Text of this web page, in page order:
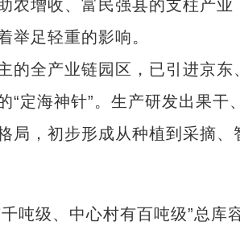
农增收、富民强县的支柱产业
举足轻重的影响。
全产业链园区，已引进京东
“定海神针”。生产研发出果干
局，初步形成从种植到采摘、
吨级、中心村有百吨级”总库